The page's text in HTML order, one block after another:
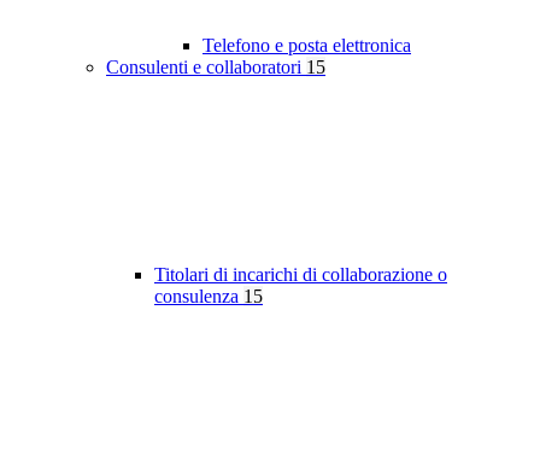
Telefono e posta elettronica
Consulenti e collaboratori 15
Titolari di incarichi di collaborazione o
consulenza 15